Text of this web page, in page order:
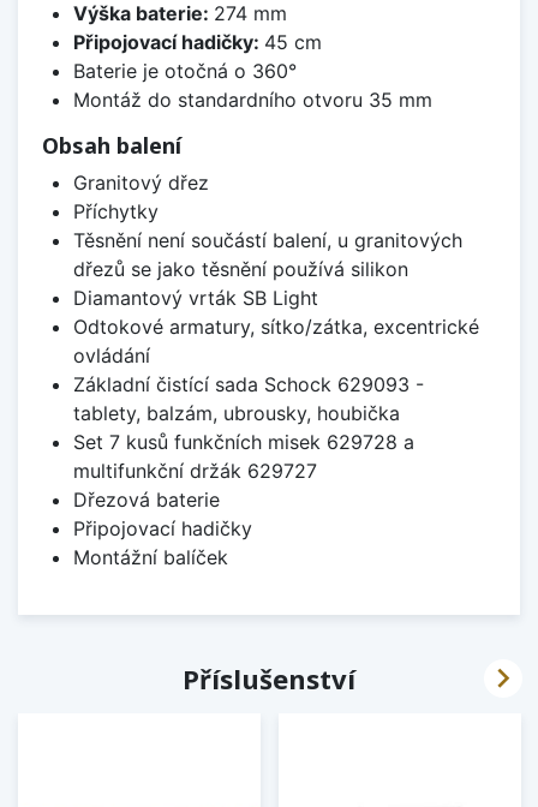
Výška baterie: 274 mm
Připojovací hadičky: 45 cm
Baterie je otočná o 360°
Montáž do standardního otvoru 35 mm
Obsah balení
Granitový dřez
Příchytky
Těsnění není součástí balení, u granitových
dřezů se jako těsnění používá silikon
Diamantový vrták SB Light
Odtokové armatury, sítko/zátka, excentrické
ovládání
Základní čistící sada Schock 629093 -
tablety, balzám, ubrousky, houbička
Set 7 kusů funkčních misek 629728 a
multifunkční držák 629727
Dřezová baterie
Připojovací hadičky
Montážní balíček
Příslušenství 